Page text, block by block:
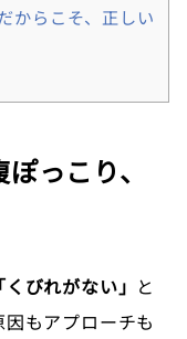
からこそ、正しい
っこり、
「くびれがない」 と
もアプローチも